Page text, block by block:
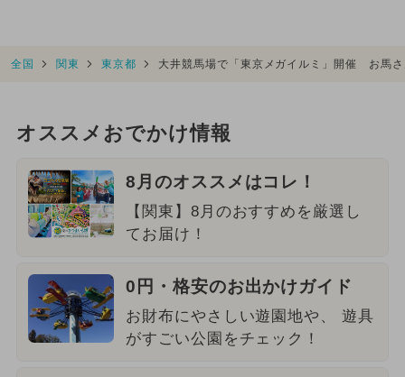
全国 関東 東京都 大井競馬場で「東京メガイルミ」開催 お馬
オススメおでかけ情報
8月のオススメはコレ！
【関東】8月のおすすめを厳選し
てお届け！
0円・格安のお出かけガイド
お財布にやさしい遊園地や、 遊具
がすごい公園をチェック！